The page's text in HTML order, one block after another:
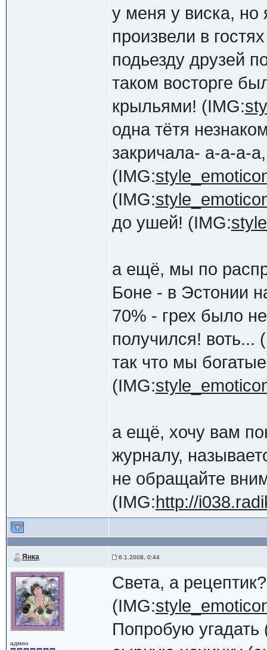
у меня у виска,
произвели в
подьезду друзей
таком восторге
крыльями! (IMG:
одна тётя
закричала- а-а-а-
(IMG:
(IMG:
до ушей! (IMG:
а ещё, мы по
Боне - в Эстонии
70% - грех было
получился! воть...
так что мы
(IMG:
а ещё, хочу вам
журналу,
не обращайте
(IMG:http://
Янка 6.1.2008, 0:44
админ
Света, а
(IMG:
Попробую угадать